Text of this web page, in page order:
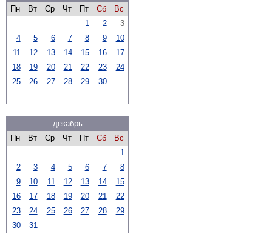
Пн
Вт Ср Чт Пт Сб
Вс
1
2
3
4
5 6 7 8 9
10
11
12 13 14 15 16
17
18
19 20 21 22 23
24
25
26 27 28 29 30
декабрь
Пн
Вт Ср Чт Пт Сб
Вс
1
2
3 4 5 6 7
8
9
10 11 12 13 14
15
16
17 18 19 20 21
22
23
24 25 26 27 28
29
30
31